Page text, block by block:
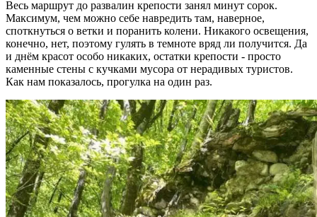
Весь маршрут до развалин крепости занял минут сорок.
Максимум, чем можно себе навредить там, наверное,
споткнуться о ветки и поранить колени. Никакого освещения,
конечно, нет, поэтому гулять в темноте вряд ли получится. Да
и днём красот особо никаких, остатки крепости - просто
каменные стены с кучками мусора от нерадивых туристов.
Как нам показалось, прогулка на один раз.